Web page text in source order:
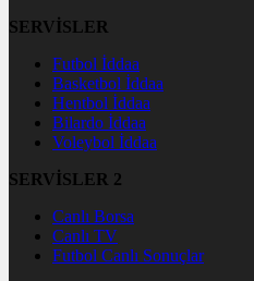
SERVİSLER
Futbol İddaa
Basketbol İddaa
Hentbol İddaa
Bilardo İddaa
Voleybol İddaa
SERVİSLER 2
Canlı Borsa
Canlı TV
Futbol Canlı Sonuçlar